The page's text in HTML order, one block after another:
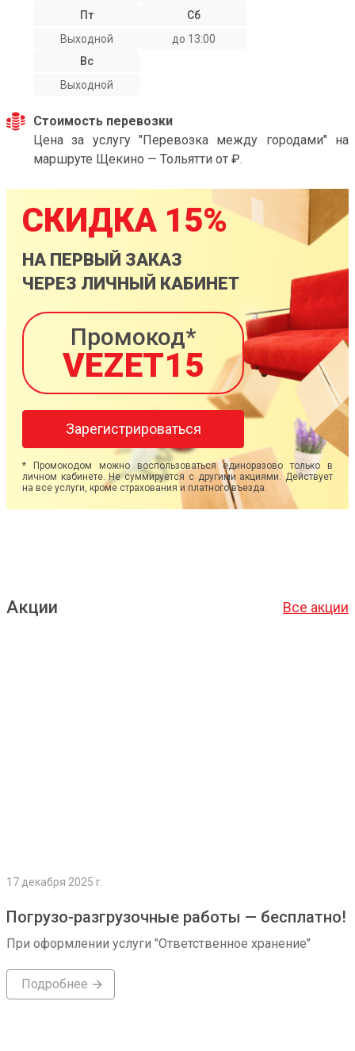
Пт
Выходной
Сб
до 13:00
Вс
Выходной
Стоимость перевозки
Цена за услугу "Перевозка между городами" на
маршруте Щекино — Тольятти от ₽.
СКИДКА 15%
НА ПЕРВЫЙ ЗАКАЗ
ЧЕРЕЗ ЛИЧНЫЙ КАБИНЕТ
Промокод*
VEZET15
Зарегистрироваться
* Промокодом можно воспользоваться единоразово только в
личном кабинете. Не суммируется с другими акциями. Действует
на все услуги, кроме страхования и платного въезда.
Акции Все акции
17 декабря 2025 г.
Погрузо-разгрузочные работы — бесплатно!
При оформлении услуги "Ответственное хранение"
Подробнее